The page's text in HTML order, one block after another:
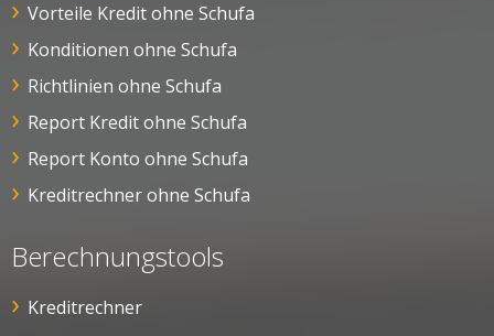
Vorteile Kredit ohne Schufa
Konditionen ohne Schufa
Richtlinien ohne Schufa
Report Kredit ohne Schufa
Report Konto ohne Schufa
Kreditrechner ohne Schufa
Berechnungstools
Kreditrechner